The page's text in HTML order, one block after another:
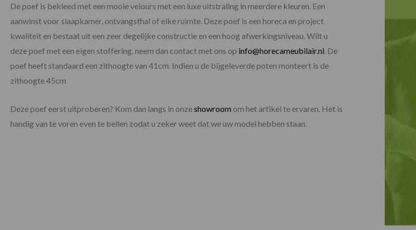
De poef is bekleed met een mooie velours met een luxe uitstraling in meerdere kleuren. Een
aanwinst voor slaapkamer, ontvangsthal of elke ruimte. Deze poef is een horeca en project
kwaliteit en bestaat uit een zeer degelijke constructie en een hoog afwerkingsniveau. Wilt u
deze poef met een eigen stoffering, neem dan contact met ons op info@horecameubilair.nl. De
poef heeft standaard een zithoogte van 41cm. Indien u de bijgeleverde poten monteert is de
zithoogte 45cm
Deze poef eerst uitproberen? Kom dan langs in onzeshowroom om het artikel te ervaren. Het is
handig van te voren even te bellen zodat u zeker weet dat we uw model hebben staan.